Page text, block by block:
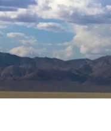
コ
ン
テ
ン
ス